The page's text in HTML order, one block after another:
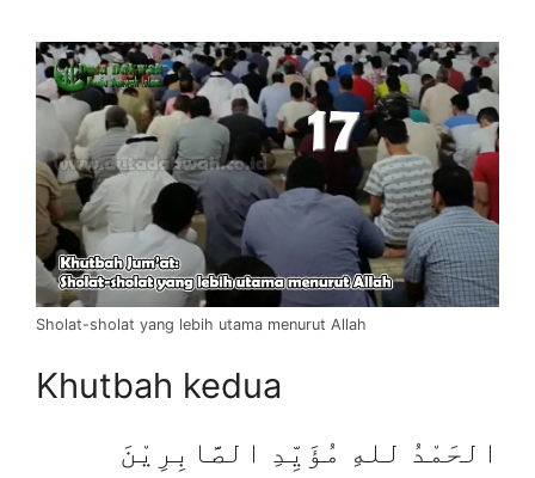
Sholat-sholat yang lebih utama menurut Allah
Khutbah kedua
الحَمْدُ للهِ مُؤَيِّدِ الصَّابِرِيْنَ